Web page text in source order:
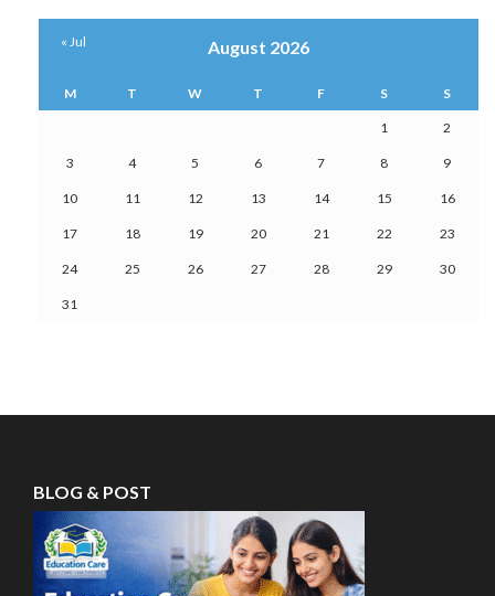
August 2026
M T W T F S S
1 2
3 4 5 6 7 8 9
10 11 12 13 14 15 16
17 18 19 20 21 22 23
24 25 26 27 28 29 30
31
« Jul
BLOG & POST